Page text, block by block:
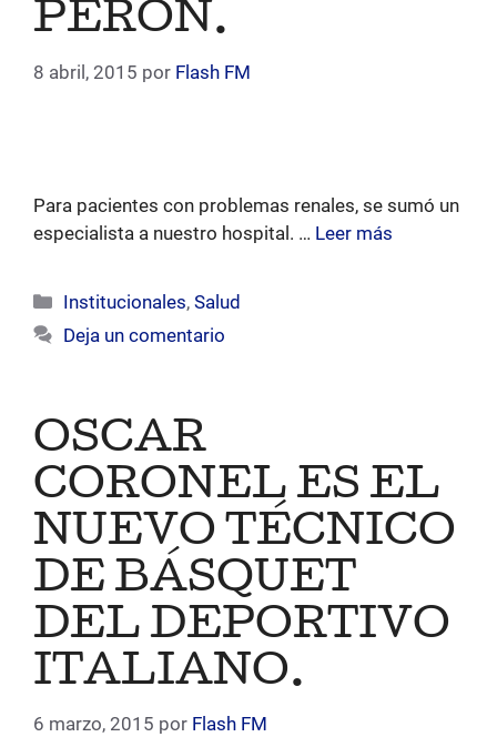
PERÓN.
8 abril, 2015 por Flash FM
Para pacientes con problemas renales, se sumó un
especialista a nuestro hospital. … Leer más
Categorías
Institucionales,Salud
Deja un comentario
OSCAR
CORONEL ES EL
NUEVO TÉCNICO
DE BÁSQUET
DEL DEPORTIVO
ITALIANO.
6 marzo, 2015 por Flash FM